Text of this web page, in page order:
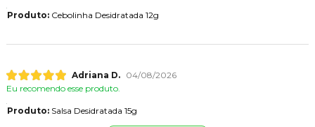
Produto:Cebolinha Desidratada 12g
Adriana D.
04/08/2026
Eu recomendo esse produto.
Produto:Salsa Desidratada 15g